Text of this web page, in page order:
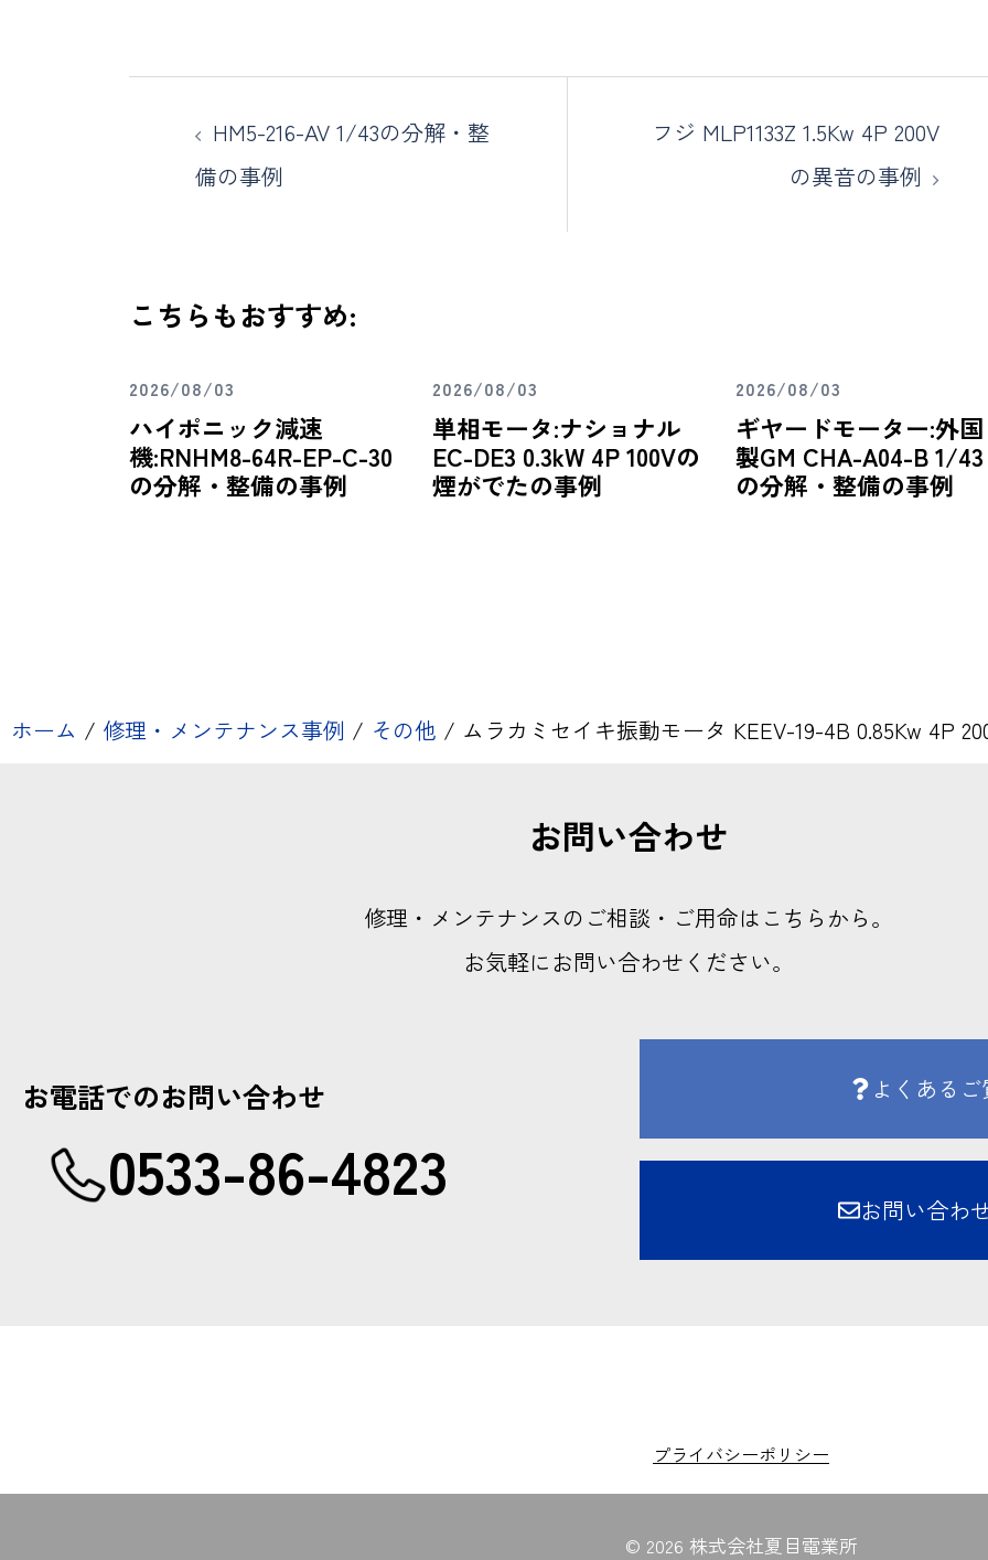
HM5-216-AV 1/43の分解・整
備の事例
フジ MLP1133Z 1.5Kw 4P 200V
の異音の事例
こちらもおすすめ:
2026/08/03
ハイポニック減速
機:RNHM8-64R-EP-C-30
の分解・整備の事例
2026/08/03
単相モータ:ナショナル
EC-DE3 0.3kW 4P 100Vの
煙がでたの事例
2026/08/03
ギヤードモーター:外国
製GM CHA-A04-B 1/43
の分解・整備の事例
ホーム / 修理・メンテナンス事例 / その他 / ムラカミセイキ振動モータ KEEV-19-4B 0.85Kw 4P
お問い合わせ
修理・メンテナンスのご相談・ご用命はこちらから。
お気軽にお問い合わせください。
お電話でのお問い合わせ
0533-86-4823
よくあるご
お問い合わ
プライバシーポリシー
© 2026 株式会社夏目電業所